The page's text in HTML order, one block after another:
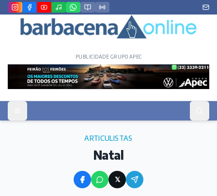
PUBLICIDADE GRUPO APEC
ARTICULISTAS
Natal
𝕏